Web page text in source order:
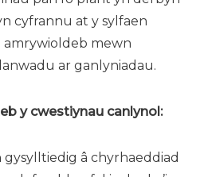
cyfrannu at y sylfaen
amrywioldeb mewn
ar ganlyniadau.
y cwestiynau canlynol:
gysylltiedig â chyrhaeddiad